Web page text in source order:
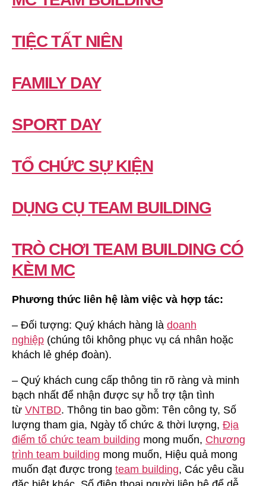
TIỆC TẤT NIÊN
FAMILY DAY
SPORT DAY
TỔ CHỨC SỰ KIỆN
DỤNG CỤ TEAM BUILDING
TRÒ CHƠI TEAM BUILDING CÓ
KÈM MC
Phương thức liên hệ làm việc và hợp tác:
– Đối tượng: Quý khách hàng là doanh
nghiệp (chúng tôi không phục vụ cá nhân hoặc
khách lẻ ghép đoàn).
– Quý khách cung cấp thông tin rõ ràng và minh
bạch nhất để nhận được sự hỗ trợ tận tình
từ VNTBD. Thông tin bao gồm: Tên công ty, Số
lượng tham gia, Ngày tổ chức & thời lượng, Địa
điểm tổ chức team building mong muốn, Chương
trình team building mong muốn, Hiệu quả mong
muốn đạt được trong team building, Các yêu cầu